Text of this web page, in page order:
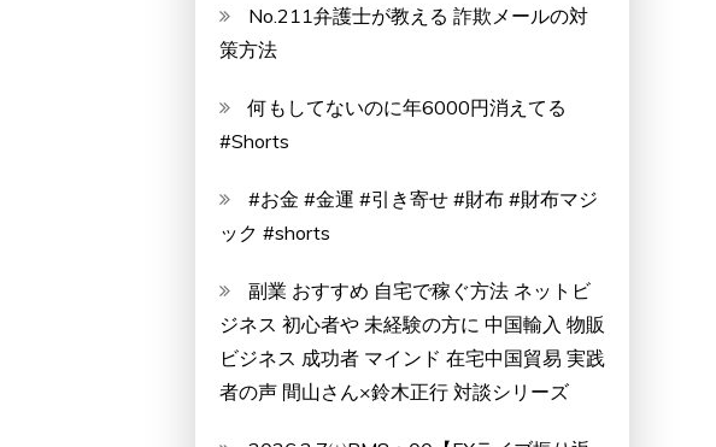
No.211弁護士が教える 詐欺メールの対
策方法
何もしてないのに年6000円消えてる
#Shorts
#お金 #金運 #引き寄せ #財布 #財布マジ
ック #shorts
副業 おすすめ 自宅で稼ぐ方法 ネットビ
ジネス 初心者や 未経験の方に 中国輸入 物販
ビジネス 成功者 マインド 在宅中国貿易 実践
者の声 間山さん×鈴木正行 対談シリーズ